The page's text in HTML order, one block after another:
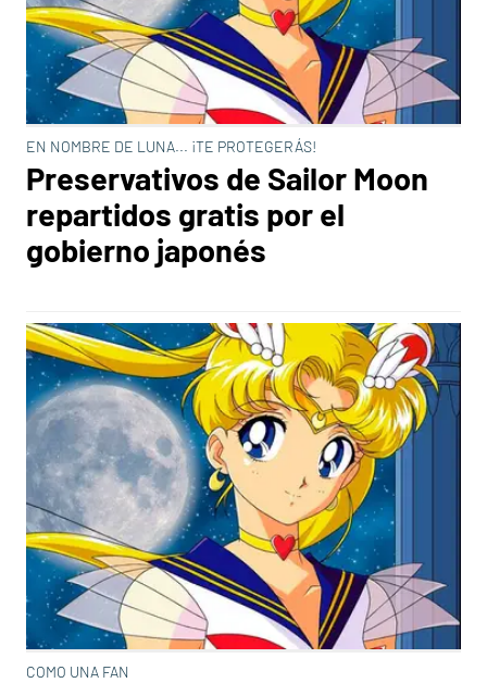
EN NOMBRE DE LUNA... ¡TE PROTEGERÁS!
Preservativos de Sailor Moon
repartidos gratis por el
gobierno japonés
COMO UNA FAN